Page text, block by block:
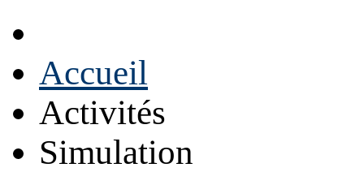
Accueil
Activités
Simulation